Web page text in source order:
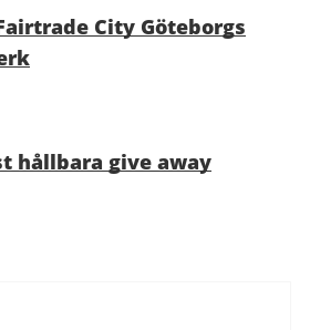
City Göteborgs
hållbara give away